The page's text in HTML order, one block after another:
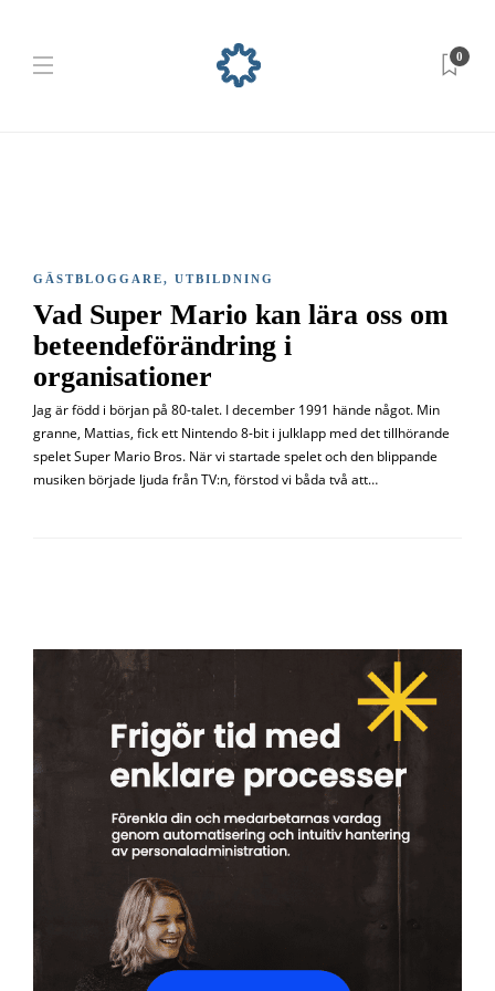
0
GÄSTBLOGGARE, UTBILDNING
Vad Super Mario kan lära oss om
beteendeförändring i
organisationer
Jag är född i början på 80-talet. I december 1991 hände något. Min
granne, Mattias, fick ett Nintendo 8-bit i julklapp med det tillhörande
spelet Super Mario Bros. När vi startade spelet och den blippande
musiken började ljuda från TV:n, förstod vi båda två att…